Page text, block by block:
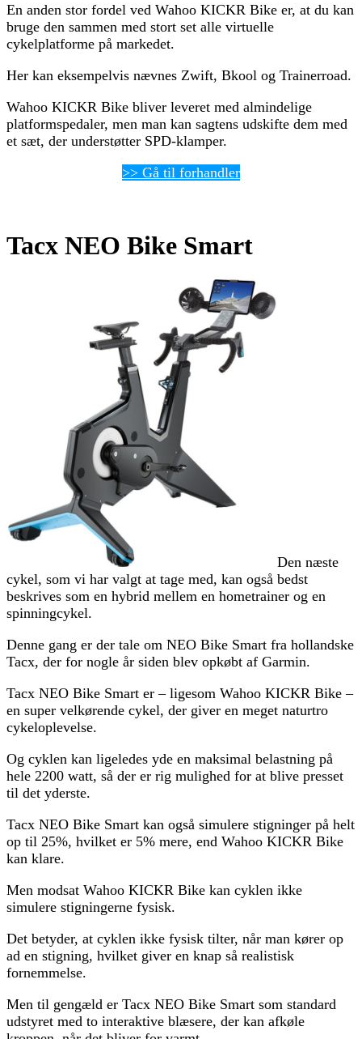
En anden stor fordel ved Wahoo KICKR Bike er, at du kan
bruge den sammen med stort set alle virtuelle
cykelplatforme på markedet.
Her kan eksempelvis nævnes Zwift, Bkool og Trainerroad.
Wahoo KICKR Bike bliver leveret med almindelige
platformspedaler, men man kan sagtens udskifte dem med
et sæt, der understøtter SPD-klamper.
>> Gå til forhandler
Tacx NEO Bike Smart
Den næste
cykel, som vi har valgt at tage med, kan også bedst
beskrives som en hybrid mellem en hometrainer og en
spinningcykel.
Denne gang er der tale om NEO Bike Smart fra hollandske
Tacx, der for nogle år siden blev opkøbt af Garmin.
Tacx NEO Bike Smart er – ligesom Wahoo KICKR Bike –
en super velkørende cykel, der giver en meget naturtro
cykeloplevelse.
Og cyklen kan ligeledes yde en maksimal belastning på
hele 2200 watt, så der er rig mulighed for at blive presset
til det yderste.
Tacx NEO Bike Smart kan også simulere stigninger på helt
op til 25%, hvilket er 5% mere, end Wahoo KICKR Bike
kan klare.
Men modsat Wahoo KICKR Bike kan cyklen ikke
simulere stigningerne fysisk.
Det betyder, at cyklen ikke fysisk tilter, når man kører op
ad en stigning, hvilket giver en knap så realistisk
fornemmelse.
Men til gengæld er Tacx NEO Bike Smart som standard
udstyret med to interaktive blæsere, der kan afkøle